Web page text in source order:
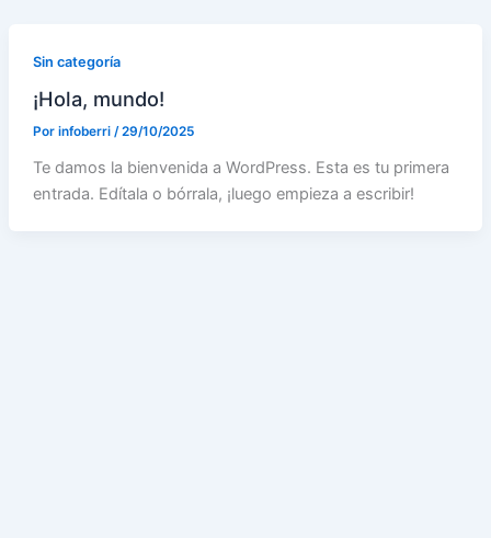
contenido
Sin categoría
¡Hola, mundo!
Por infoberri /29/10/2025
Te damos la bienvenida a WordPress. Esta es tu primera
entrada. Edítala o bórrala, ¡luego empieza a escribir!